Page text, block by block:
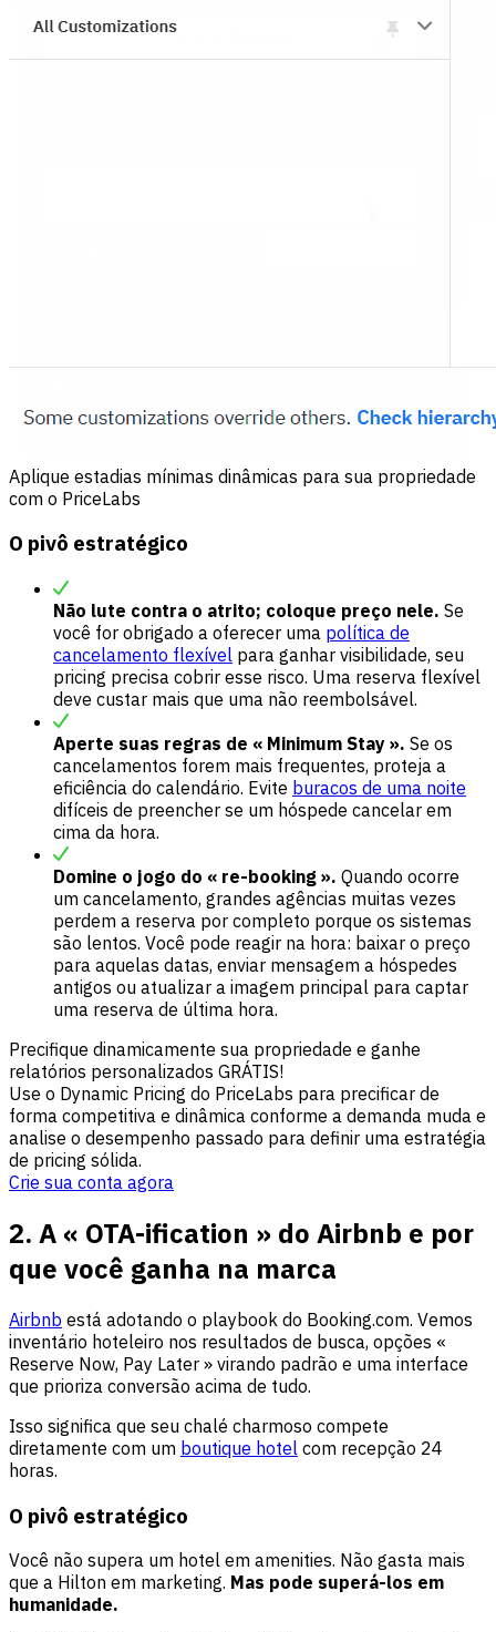
Aplique estadias mínimas dinâmicas para sua propriedade
com o PriceLabs
O pivô estratégico
Não lute contra o atrito; coloque preço nele. Se
você for obrigado a oferecer uma política de
cancelamento flexível para ganhar visibilidade, seu
pricing precisa cobrir esse risco. Uma reserva flexível
deve custar mais que uma não reembolsável.
Aperte suas regras de « Minimum Stay ». Se os
cancelamentos forem mais frequentes, proteja a
eficiência do calendário. Evite buracos de uma noite
difíceis de preencher se um hóspede cancelar em
cima da hora.
Domine o jogo do « re-booking ». Quando ocorre
um cancelamento, grandes agências muitas vezes
perdem a reserva por completo porque os sistemas
são lentos. Você pode reagir na hora: baixar o preço
para aquelas datas, enviar mensagem a hóspedes
antigos ou atualizar a imagem principal para captar
uma reserva de última hora.
Precifique dinamicamente sua propriedade e ganhe
relatórios personalizados GRÁTIS!
Use o Dynamic Pricing do PriceLabs para precificar de
forma competitiva e dinâmica conforme a demanda muda e
analise o desempenho passado para definir uma estratégia
de pricing sólida.
Crie sua conta agora
2. A « OTA-ification » do Airbnb e por
que você ganha na marca
Airbnb está adotando o playbook do Booking.com. Vemos
inventário hoteleiro nos resultados de busca, opções «
Reserve Now, Pay Later » virando padrão e uma interface
que prioriza conversão acima de tudo.
Isso significa que seu chalé charmoso compete
diretamente com um boutique hotel com recepção 24
horas.
O pivô estratégico
Você não supera um hotel em amenities. Não gasta mais
que a Hilton em marketing. Mas pode superá-los em
humanidade.